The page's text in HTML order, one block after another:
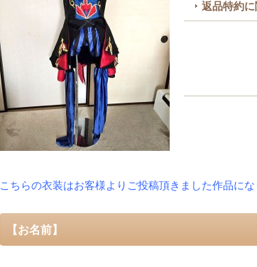
返品特約
こちらの衣装はお客様よりご投稿頂きました作品に
【お名前】